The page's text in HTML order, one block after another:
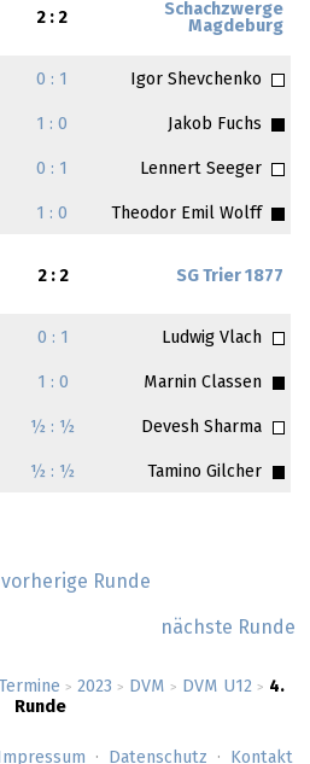
Termine > 2023 > DVM > DVM U12 > 4.
Runde
2 : 2
Schachzwerge
Magdeburg
0 : 1 Igor Shevchenko
1 : 0 Jakob Fuchs
0 : 1 Lennert Seeger
1 : 0 Theodor Emil Wolff
2 : 2 SG Trier 1877
0 : 1 Ludwig Vlach
1 : 0 Marnin Classen
½ : ½ Devesh Sharma
½ : ½ Tamino Gilcher
vorherige Runde
nächste Runde
Impressum Datenschutz Kontakt